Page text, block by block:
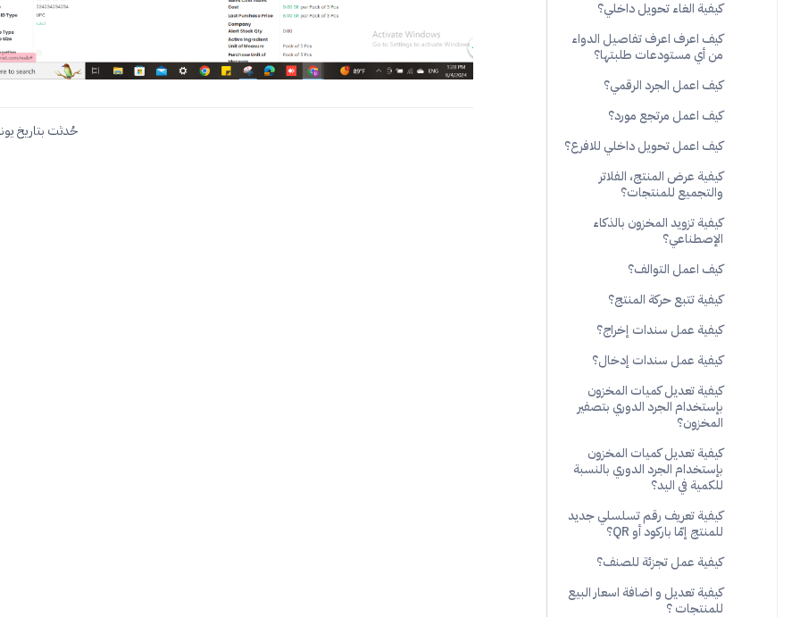
كيفية الغاء تحويل داخلي؟
كيف اعرف اعرف تفاصيل الدواء
من أي مستودعات طلبتها؟
كيف اعمل الجرد الرقمي؟
كيف اعمل مرتجع مورد؟
كيف اعمل تحويل داخلي للافرع؟
كيفية عرض المنتج، الفلاتر
والتجميع للمنتجات؟
كيفية تزويد المخزون بالذكاء
الإصطناعي؟
كيف اعمل التوالف؟
كيفية تتبع حركة المنتج؟
كيفية عمل سندات إخراج؟
كيفية عمل سندات إدخال؟
كيفية تعديل كميات المخزون
بإستخدام الجرد الدوري بتصفير
المخزون؟
كيفية تعديل كميات المخزون
بإستخدام الجرد الدوري بالنسبة
للكمية في اليد؟
كيفية تعريف رقم تسلسلي جديد
للمنتج إمّا باركود أو QR؟
كيفية عمل تجزئة للصنف؟
كيفية تعديل و اضافة اسعار البيع
للمنتجات ؟
حُدثت بتاريخ يونيو 23,